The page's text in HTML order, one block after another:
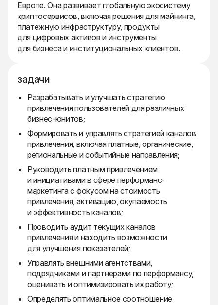
Европе. Она развивает глобальную экосистему
криптосервисов, включая решения для майнинга,
платежную инфраструктуру, продукты
для цифровых активов и инструменты
для бизнеса и институциональных клиентов.
задачи
Разрабатывать и улучшать стратегию
привлечения пользователей для различных
бизнес-юнитов;
Формировать и управлять стратегией каналов
привлечения, включая платные, органические,
региональные и событийные направления;
Руководить платным привлечением
и инициативами в сфере перформанс-
маркетинга с фокусом на стоимость
привлечения, активацию, окупаемость
и эффективность каналов;
Проводить аудит текущих каналов
привлечения и находить возможности
для улучшения показателей;
Управлять внешними агентствами,
подрядчиками и партнерами по перформансу,
оценивать и оптимизировать их работу;
Определять оптимальное соотношение